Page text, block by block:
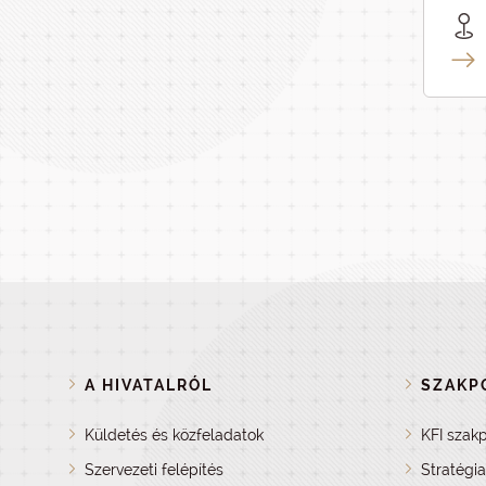
A HIVATALRÓL
Küldetés és közfeladatok
Szervezeti felépítés
KFI